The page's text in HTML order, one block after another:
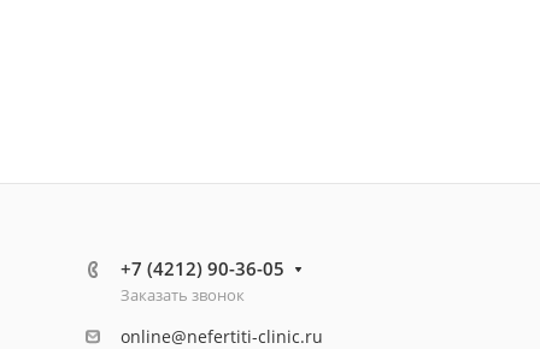
+7 (4212) 90-36-05
Заказать звонок
online@nefertiti-clinic.ru